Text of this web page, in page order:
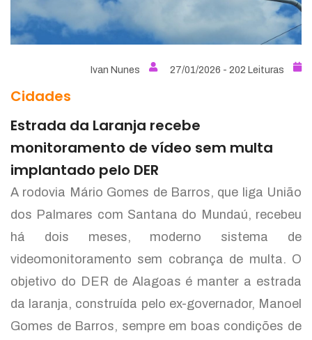
Ivan Nunes 27/01/2026 - 202 Leituras
Cidades
Estrada da Laranja recebe
monitoramento de vídeo sem multa
implantado pelo DER
A rodovia Mário Gomes de Barros, que liga União
dos Palmares com Santana do Mundaú, recebeu
há dois meses, moderno sistema de
videomonitoramento sem cobrança de multa. O
objetivo do DER de Alagoas é manter a estrada
da laranja, construída pelo ex-governador, Manoel
Gomes de Barros, sempre em boas condições de